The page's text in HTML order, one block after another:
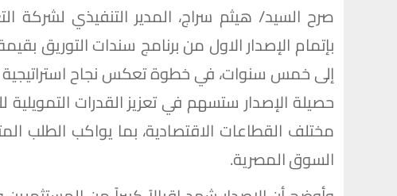
صرح السيد/ هيثم سراج، المدير التنفيذي لشركة
إلى خمس سنوات، في خطوة تعكس نجاح استراتيجية
حصيلة الإصدار ستسهم في تعزيز القدرات
مختلف القطاعات الاقتصادية، بما يواكب الطلب
السوق المصرية.